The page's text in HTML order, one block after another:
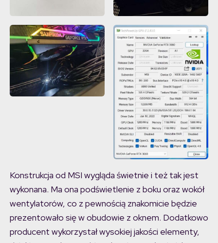
Konstrukcja od MSI wygląda świetnie i też tak jest
wykonana. Ma ona podświetlenie z boku oraz wokół
wentylatorów, co z pewnością znakomicie będzie
prezentowało się w obudowie z oknem. Dodatkowo
producent wykorzystał wysokiej jakości elementy,